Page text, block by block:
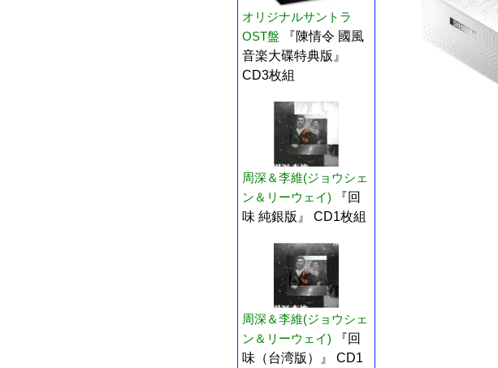
オリジナルサントラ
OST盤
『陳情令 國風
音楽大碟特典版』
CD3枚組
周深＆李維(ジョウシェ
ン＆リーウェイ)
『回
味 純銀版』 CD1枚組
周深＆李維(ジョウシェ
ン＆リーウェイ)
『回
味（台湾版）』 CD1